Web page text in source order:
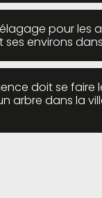
pour les
ses environs
doit se faire
arbre dans la